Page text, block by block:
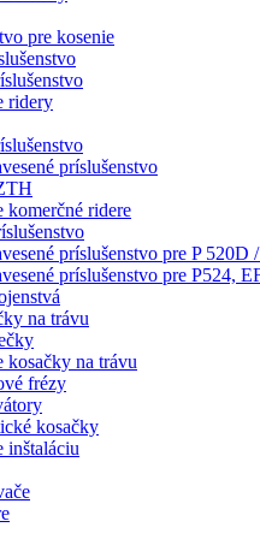
pre kosenie
ridery
príslušenstvo
komerčné ridere
príslušenstvo pre P 520D
príslušenstvo pre P524,
na trávu
kosačky na trávu
frézy
kosačky
inštaláciu